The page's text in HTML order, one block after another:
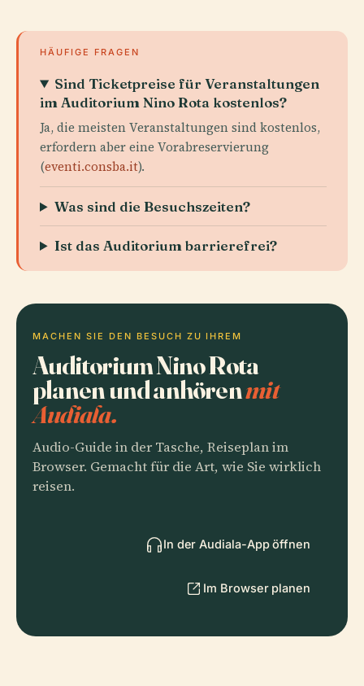
HÄUFIGE FRAGEN
Sind Ticketpreise für Veranstaltungen
im Auditorium Nino Rota kostenlos?
Ja, die meisten Veranstaltungen sind kostenlos,
erfordern aber eine Vorabreservierung
(eventi.consba.it).
Was sind die Besuchszeiten?
Ist das Auditorium barrierefrei?
MACHEN SIE DEN BESUCH ZU IHREM
Auditorium Nino Rota
planen und anhörenmit
Audiala.
Audio-Guide in der Tasche, Reiseplan im
Browser. Gemacht für die Art, wie Sie wirklich
reisen.
In der Audiala-App öffnen
Im Browser planen